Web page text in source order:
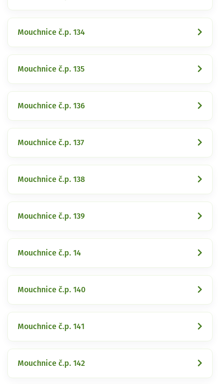
Mouchnice č.p. 134
Mouchnice č.p. 135
Mouchnice č.p. 136
Mouchnice č.p. 137
Mouchnice č.p. 138
Mouchnice č.p. 139
Mouchnice č.p. 14
Mouchnice č.p. 140
Mouchnice č.p. 141
Mouchnice č.p. 142